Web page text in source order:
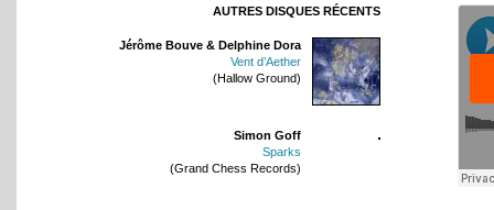
AUTRES DISQUES RÉCENTS
Jérôme Bouve & Delphine Dora
Vent d’Aether
(Hallow Ground)
Simon Goff
Sparks
(Grand Chess Records)